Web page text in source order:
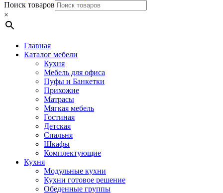
Поиск товаров
×
Главная
Каталог мебели
Кухня
Мебель для офиса
Пуфы и Банкетки
Прихожие
Матрасы
Мягкая мебель
Гостиная
Детская
Спальня
Шкафы
Комплектующие
Кухня
Модульные кухни
Кухни готовое решение
Обеденные группы